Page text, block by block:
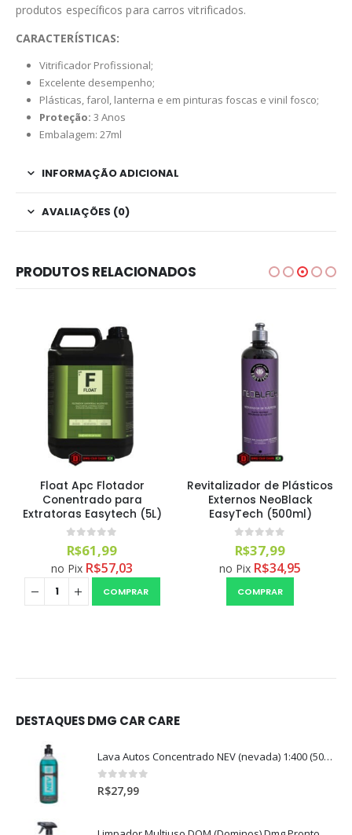
produtos específicos para carros vitrificados.
CARACTERÍSTICAS:
Vitrificador Profissional;
Excelente desempenho;
Plásticas, farol, lanterna e em pinturas foscas e vinil fosco;
Proteção: 3 Anos
Embalagem: 27ml
INFORMAÇÃO ADICIONAL
AVALIAÇÕES (0)
PRODUTOS RELACIONADOS
Float Apc Flotador
Conentrado para
Extratoras Easytech (5L)
0 out of 5
R$61,99
no Pix R$57,03
COMPRAR
Revitalizador de Plásticos
Externos NeoBlack
EasyTech (500ml)
0 out of 5
R$37,99
no Pix R$34,95
COMPRAR
DESTAQUES DMG CAR CARE
Lava Autos Concentrado NEV (nevada) 1:400 (500ml)
0out of 5
R$27,99